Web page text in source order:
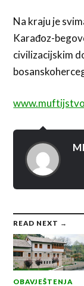
Na kraju je
Karađoz-
civilizacijskim
READ NEXT →
OBAVJEŠTENJA